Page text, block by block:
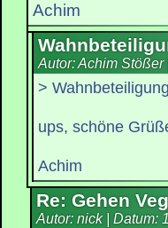
Achim
Autor: Achim Stößer
>
ups, schöne
Achim
Re: Gehen
Autor: nick | Datum: